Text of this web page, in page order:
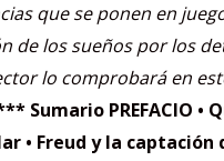
que se ponen en
de los sueños por los
lo comprobará en
Sumario PREFACIO •
• Freud y la captación